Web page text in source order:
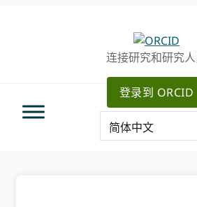
连接研究和研究
登录到 ORCID